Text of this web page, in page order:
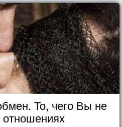
То, чего Вы не